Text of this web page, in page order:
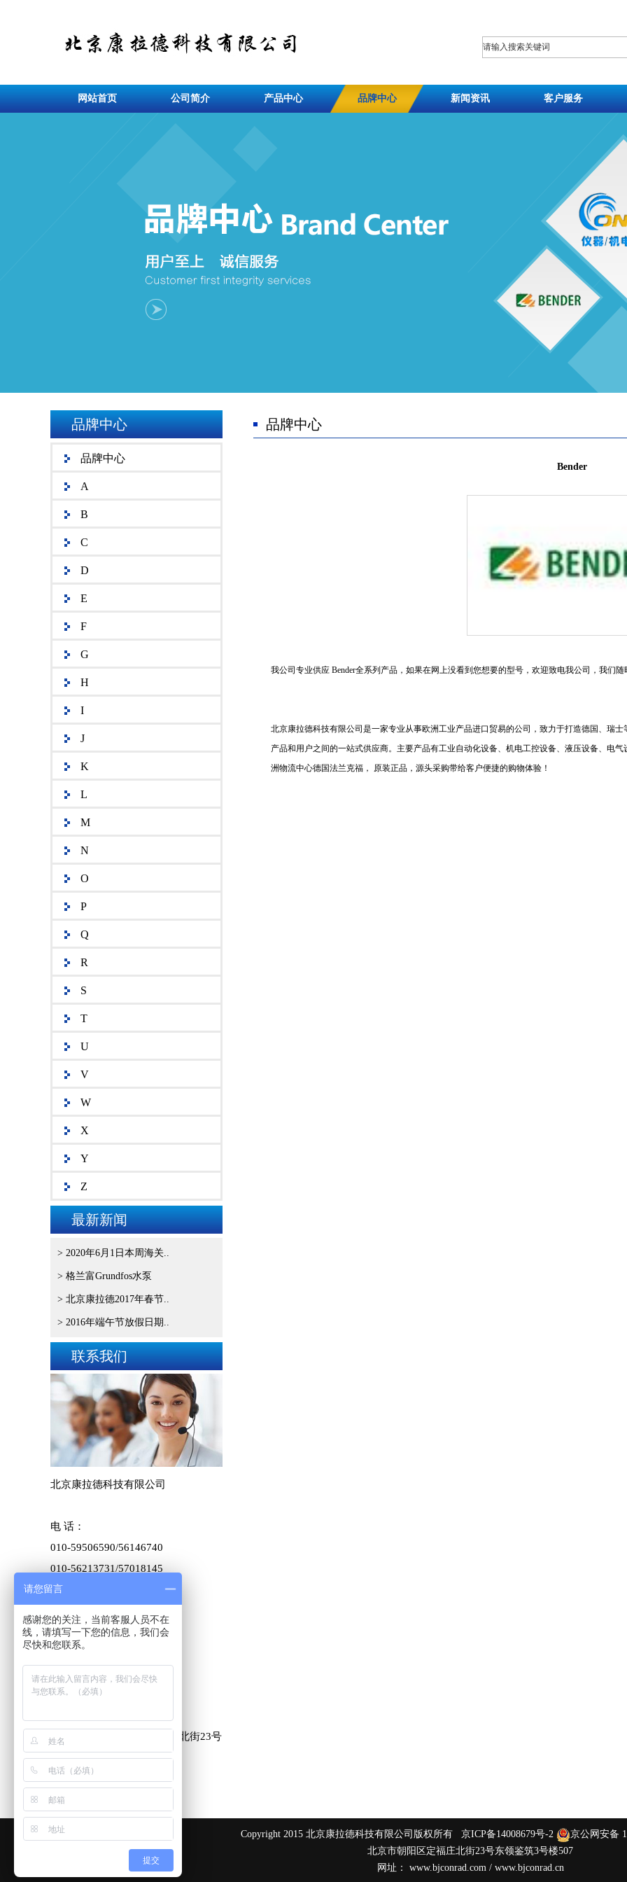
网站首页 公司简介 产品中心 品牌中心 新闻资讯 客户服务
品牌中心
品牌中心
A
B
C
D
E
F
G
H
I
J
K
L
M
N
O
P
Q
R
S
T
U
V
W
X
Y
Z
最新新闻
> 2020年6月1日本周海关..
> 格兰富Grundfos水泵
> 北京康拉德2017年春节..
> 2016年端午节放假日期..
联系我们
北京康拉德科技有限公司
电 话：
010-59506590/56146740
010-56213731/57018145
010-56078794/57428837
010-56146738
传 真：010-59506590
地 址：北京市朝阳区定福庄北街23号
东领鉴筑3号楼507
品牌中心
Bender
我公司专业供应 Bender全系列产品，如果在网上没看到您想要的型号，欢迎致电我公司，我们随
北京康拉德科技有限公司是一家专业从事欧洲工业产品进口贸易的公司，致力于打造德国、瑞
产品和用户之间的一站式供应商。主要产品有工业自动化设备、机电工控设备、液压设备、电
洲物流中心德国法兰克福， 原装正品，源头采购带给客户便捷的购物体验！
Copyright 2015 北京康拉德科技有限公司版权所有 京ICP备14008679号-2
京公网安备
北京市朝阳区定福庄北街23号东领鉴筑3号楼507
网址： www.bjconrad.com/ www.bjconrad.cn
请您留言
感谢您的关注，当前客服人员不在
线，请填写一下您的信息，我们会
尽快和您联系。
提交